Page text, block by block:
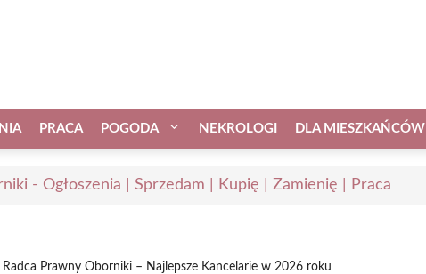
PRACA POGODA NEKROLOGI DLA MIESZKAŃCÓW
- Ogłoszenia | Sprzedam | Kupię | Zamienię | Praca
Radca Prawny Oborniki – Najlepsze Kancelarie w 2026 roku